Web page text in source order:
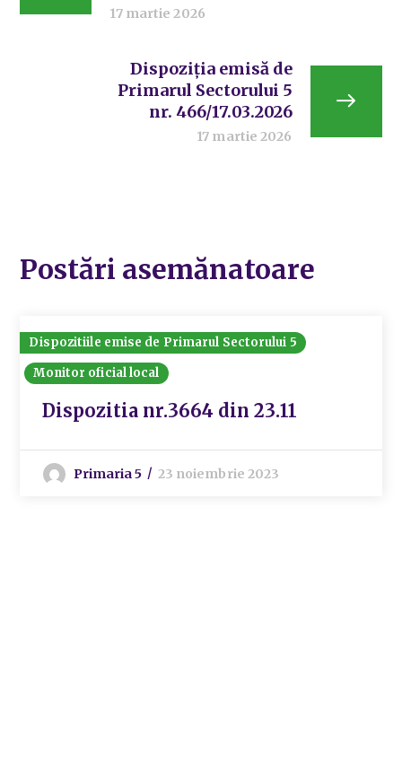
17 martie 2026
Dispoziția emisă de
Primarul Sectorului 5
nr. 466/17.03.2026
17 martie 2026
Postări asemănatoare
Dispozitiile emise de Primarul Sectorului 5
Monitor oficial local
Dispozitia nr.3664 din 23.11
Primaria 5 23 noiembrie 2023